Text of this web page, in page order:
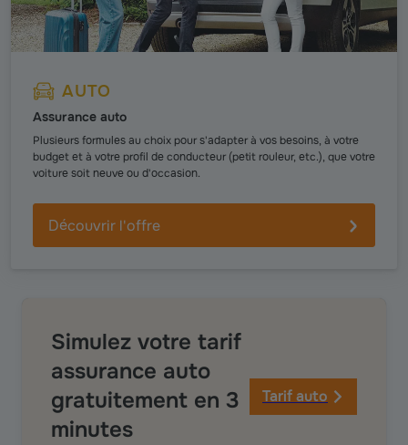
AUTO
Assurance auto
Plusieurs formules au choix pour s'adapter à vos besoins, à votre
budget et à votre profil de conducteur (petit rouleur, etc.), que votre
voiture soit neuve ou d'occasion.
Découvrir l'offre
Simulez votre tarif
assurance auto
gratuitement en 3
minutes
Tarif auto